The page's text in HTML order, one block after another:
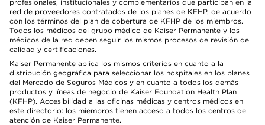
profesionales, institucionales y complementarios que participan en la
red de proveedores contratados de los planes de KFHP, de acuerdo
con los términos del plan de cobertura de KFHP de los miembros.
Todos los médicos del grupo médico de Kaiser Permanente y los
médicos de la red deben seguir los mismos procesos de revisión de
calidad y certificaciones.
Kaiser Permanente aplica los mismos criterios en cuanto a la
distribución geográfica para seleccionar los hospitales en los planes
del Mercado de Seguros Médicos y en cuanto a todos los demás
productos y líneas de negocio de Kaiser Foundation Health Plan
(KFHP). Accesibilidad a las oficinas médicas y centros médicos en
este directorio: los miembros tienen acceso a todos los centros de
atención de Kaiser Permanente.